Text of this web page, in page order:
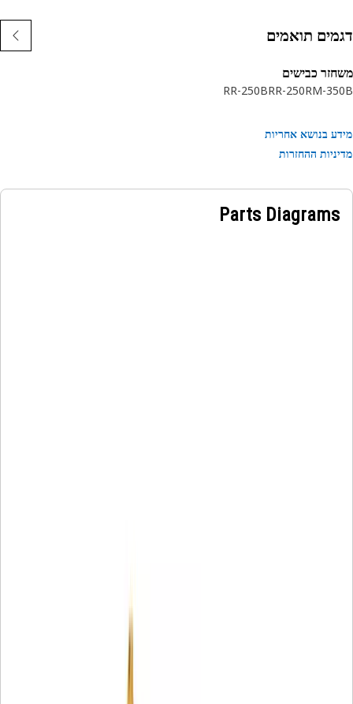
תואמים
כבישים
RM-
RR-250
RR-250B
בנושא אחריות
ההחזרות
Parts Diagrams